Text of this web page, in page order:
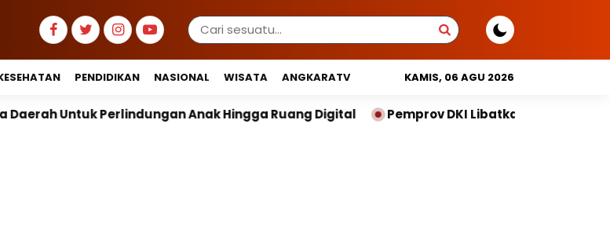
PENDIDIKAN NASIONAL WISATA ANGKARATV KAMIS, 06 AGU 2026
Anak Hingga Ruang Digital Pemprov DKI Libatkan Lintas Lembaga Susun Indeks